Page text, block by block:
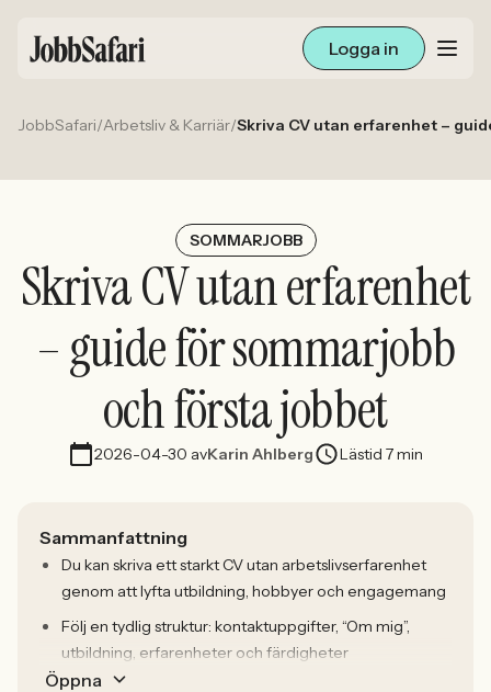
Logga in
Lediga jobb
Arbetsliv och karriär
För arbetsgivare
Skapa annons
Sök med AI
Ny här? Skapa konto
JobbSafari/Arbetsliv & Karriär/Skriva CV utan erfarenhet –
SOMMARJOBB
Skriva CV utan erfarenhet
– guide för sommarjobb
och första jobbet
2026-04-30 avKarin Ahlberg Lästid 7 min
Sammanfattning
Du kan skriva ett starkt CV utan arbetslivserfarenhet
genom att lyfta utbildning, hobbyer och engagemang
Följ en tydlig struktur: kontaktuppgifter, “Om mig”,
utbildning, erfarenheter och färdigheter
Öppna